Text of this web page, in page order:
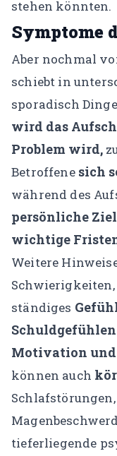
stehen könnten.
Symptome
Aber nochmal
schiebt in
sporadisch
wird das
Problem wird,
Betroffene sich
während des
persönliche
wichtige
Weitere
ständiges
Motivation
können auch
tieferliegende